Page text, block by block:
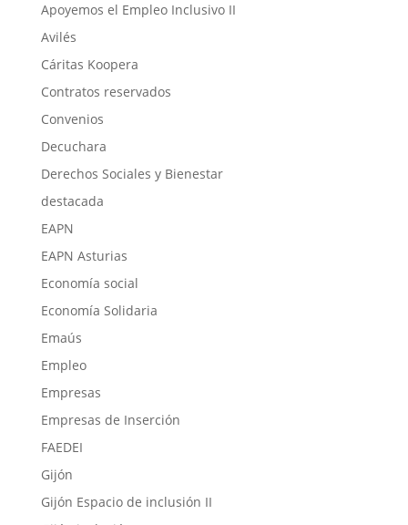
Apoyemos el Empleo Inclusivo II
Avilés
Cáritas Koopera
Contratos reservados
Convenios
Decuchara
Derechos Sociales y Bienestar
destacada
EAPN
EAPN Asturias
Economía social
Economía Solidaria
Emaús
Empleo
Empresas
Empresas de Inserción
FAEDEI
Gijón
Gijón Espacio de inclusión II